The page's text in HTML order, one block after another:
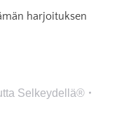
harjoituksen
Selkeydellä®